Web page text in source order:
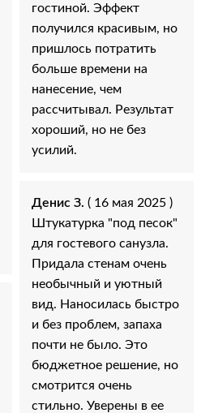
гостиной. Эффект
получился красивым, но
пришлось потратить
больше времени на
нанесение, чем
рассчитывал. Результат
хороший, но не без
усилий.
Денис З. ( 16 мая 2025 )
Штукатурка "под песок"
для гостевого санузла.
Придала стенам очень
необычный и уютный
вид. Наносилась быстро
и без проблем, запаха
почти не было. Это
бюджетное решение, но
смотрится очень
стильно. Уверены в ее